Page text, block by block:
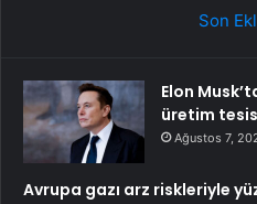
Son
Elon
üretim
Ağustos 7,
Avrupa gazı arz riskleriyle